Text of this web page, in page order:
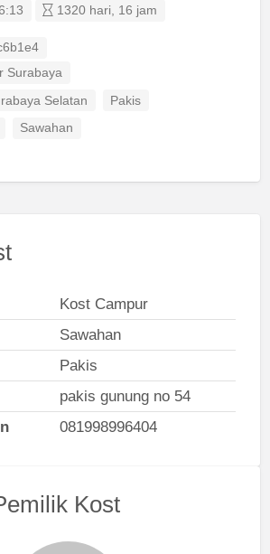
1320 hari, 16 jam
Surabaya
Selatan Pakis
Sawahan
Kost Campur
Sawahan
Pakis
pakis gunung no 54
081998996404
Kost